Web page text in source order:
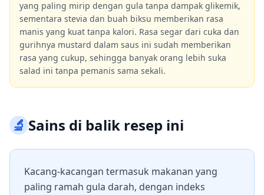
yang paling mirip dengan gula tanpa dampak glikemik,
sementara stevia dan buah biksu memberikan rasa
manis yang kuat tanpa kalori. Rasa segar dari cuka dan
gurihnya mustard dalam saus ini sudah memberikan
rasa yang cukup, sehingga banyak orang lebih suka
salad ini tanpa pemanis sama sekali.
🔬Sains di balik resep ini
Kacang-kacangan termasuk makanan yang
paling ramah gula darah, dengan indeks